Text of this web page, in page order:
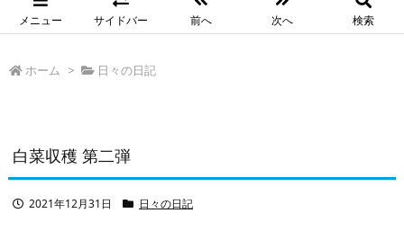
メニュー サイドバー 前へ 次へ 検索
ホーム > 日々の日記
白菜収穫 第二弾
2021年12月31日 日々の日記